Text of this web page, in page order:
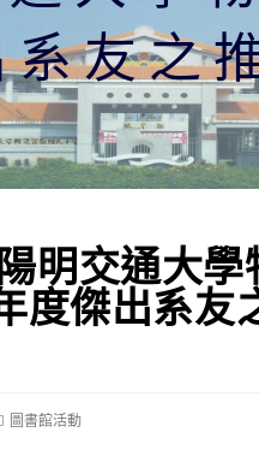
友之
明交通大
度傑出系友
圖書館活動